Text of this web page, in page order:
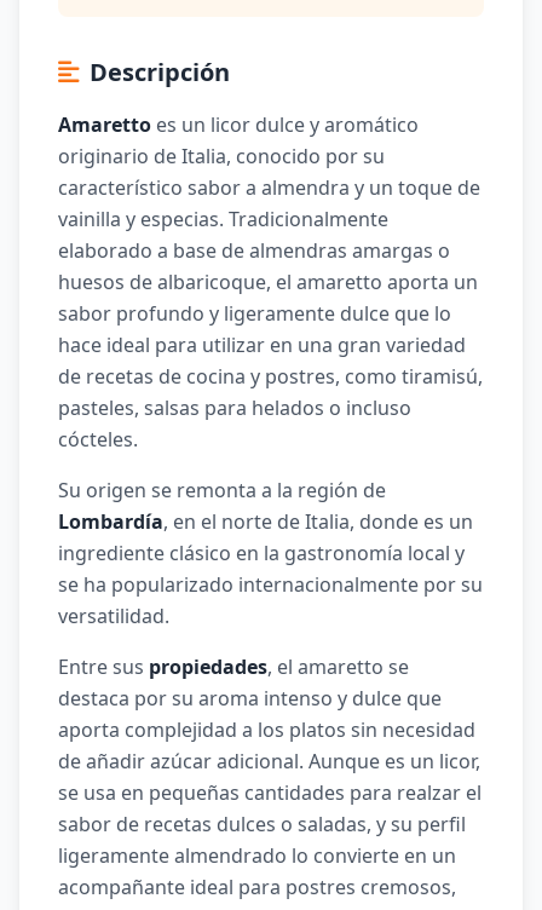
Descripción
Amaretto es un licor dulce y aromático
originario de Italia, conocido por su
característico sabor a almendra y un toque de
vainilla y especias. Tradicionalmente
elaborado a base de almendras amargas o
huesos de albaricoque, el amaretto aporta un
sabor profundo y ligeramente dulce que lo
hace ideal para utilizar en una gran variedad
de recetas de cocina y postres, como tiramisú,
pasteles, salsas para helados o incluso
cócteles.
Su origen se remonta a la región de
Lombardía, en el norte de Italia, donde es un
ingrediente clásico en la gastronomía local y
se ha popularizado internacionalmente por su
versatilidad.
Entre sus propiedades, el amaretto se
destaca por su aroma intenso y dulce que
aporta complejidad a los platos sin necesidad
de añadir azúcar adicional. Aunque es un licor,
se usa en pequeñas cantidades para realzar el
sabor de recetas dulces o saladas, y su perfil
ligeramente almendrado lo convierte en un
acompañante ideal para postres cremosos,